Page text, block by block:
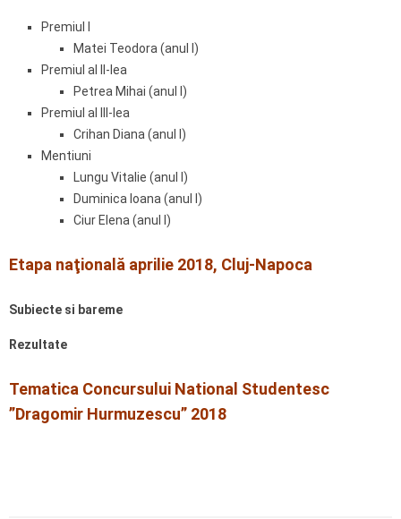
Premiul I
Matei Teodora (anul I)
Premiul al II-lea
Petrea Mihai (anul I)
Premiul al III-lea
Crihan Diana (anul I)
Mentiuni
Lungu Vitalie (anul I)
Duminica Ioana (anul I)
Ciur Elena (anul I)
Etapa naţională aprilie 2018, Cluj-Napoca
Subiecte si bareme
Rezultate
Tematica Concursului National Studentesc
”Dragomir Hurmuzescu” 2018